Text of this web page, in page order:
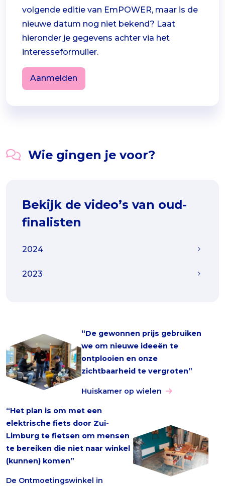
volgende editie van EmPOWER, maar is de
nieuwe datum nog niet bekend? Laat
hieronder je gegevens achter via het
interesseformulier.
Aanmelden
Wie gingen je voor?
Bekijk de video’s van oud-
finalisten
2024
2023
“De gewonnen prijs gebruiken
we om nieuwe ideeën te
ontplooien en onze
zichtbaarheid te vergroten”
Huiskamer op wielen
“Het plan is om met een
elektrische fiets door Zui-
Limburg te fietsen om mensen
te bereiken die niet naar winkel
(kunnen) komen”
De Ontmoetingswinkel in